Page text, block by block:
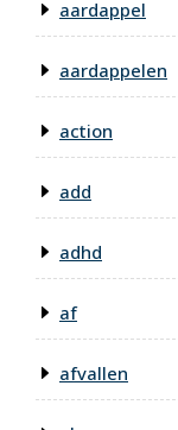
aardappel
aardappelen
action
add
adhd
af
afvallen